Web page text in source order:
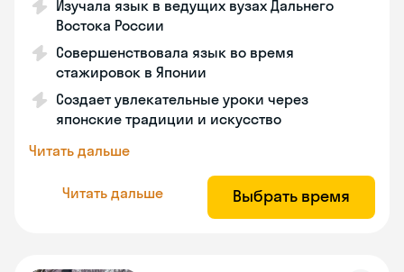
Изучала язык в ведущих вузах Дальнего
Востока России
Совершенствовала язык во время
стажировок в Японии
Создает увлекательные уроки через
японские традиции и искусство
Читать дальше
Читать дальше Выбрать время